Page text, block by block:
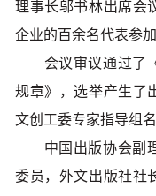
理事长邬书林出席会
企业的百余名代表参加
会议审议通过了《
规章》，选举产生了
文创工委专家指导组名
中国出版协会副理
委员，外文出版社社